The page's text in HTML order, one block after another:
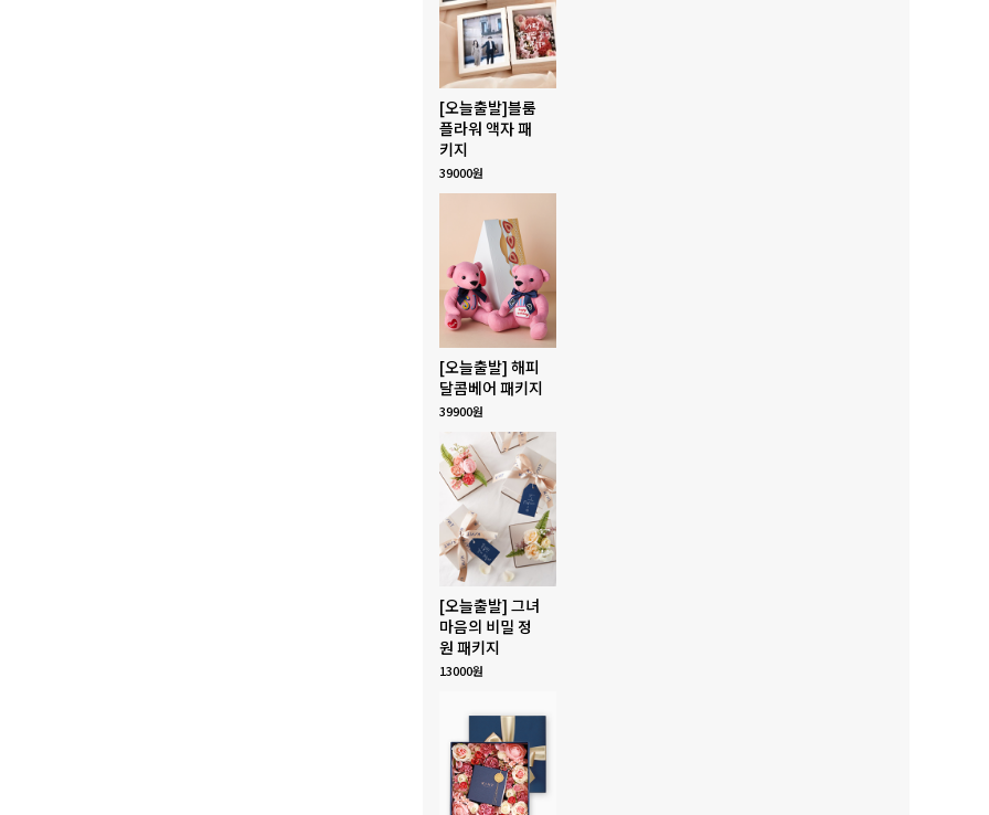
[오늘출발]블룸
플라워 액자 패
키지
39000원
[오늘출발] 해피
달콤베어 패키지
39900원
[오늘출발] 그녀
마음의 비밀 정
원 패키지
13000원